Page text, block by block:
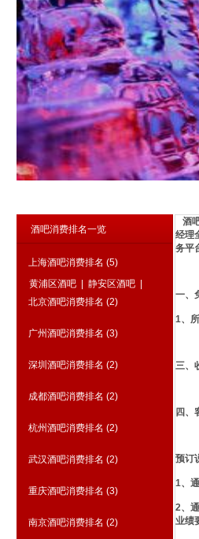
酒吧消费排名一览
上海酒吧消费排名 (5)
黄浦区酒吧
静安区酒吧
北京酒吧消费排名 (2)
广州酒吧消费排名 (3)
深圳酒吧消费排名 (2)
成都酒吧消费排名 (2)
杭州酒吧消费排名 (2)
武汉酒吧消费排名 (2)
重庆酒吧消费排名 (3)
南京酒吧消费排名 (2)
酒
经理
务平
一、
1、
三、
四、
预订
1、
2、
业绩